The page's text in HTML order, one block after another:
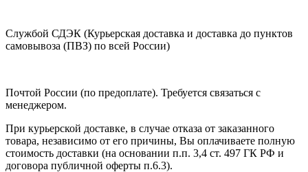
Службой СДЭК (Курьерская доставка и доставка до пунктов
самовывоза (ПВЗ) по всей России)
Почтой России (по предоплате). Требуется связаться с
менеджером.
При курьерской доставке, в случае отказа от заказанного
товара, независимо от его причины, Вы оплачиваете полную
стоимость доставки (на основании п.п. 3,4 ст. 497 ГК РФ и
договора публичной оферты п.6.3).